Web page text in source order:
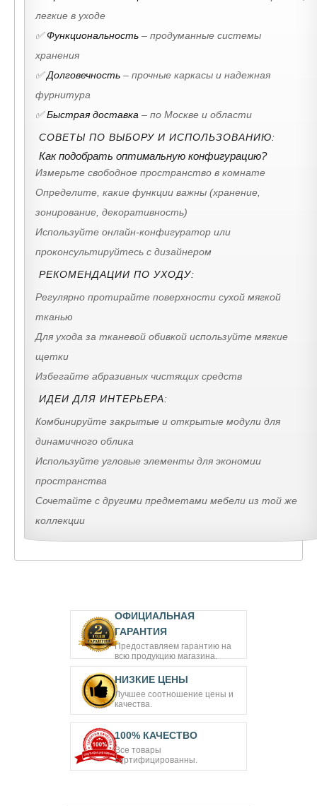
легкие в уходе
✅Функциональность – продуманные системы
хранения
✅Долговечность – прочные каркасы и надежная
фурнитура
✅Быстрая доставка – по Москве и области
СОВЕТЫ ПО ВЫБОРУ И ИСПОЛЬЗОВАНИЮ:
Как подобрать оптимальную конфигурацию?
Измерьте свободное пространство в комнате
Определите, какие функции важны (хранение,
зонирование, декоративность)
Используйте онлайн-конфигуратор или
проконсультируйтесь с дизайнером
РЕКОМЕНДАЦИИ ПО УХОДУ:
Регулярно протирайте поверхности сухой мягкой
тканью
Для ухода за тканевой обивкой используйте мягкие
щетки
Избегайте абразивных чистящих средств
ИДЕИ ДЛЯ ИНТЕРЬЕРА:
Комбинируйте закрытые и открытые модули для
динамичного облика
Используйте угловые элементы для экономии
пространства
Сочетайте с другими предметами мебели из той же
коллекции
ОФИЦИАЛЬНАЯ
ГАРАНТИЯ
Предоставляем гарантию на
всю продукцию магазина.
НИЗКИЕ ЦЕНЫ
Лучшее соотношение цены и
качества.
100% КАЧЕСТВО
Все товары
сертифицированны.